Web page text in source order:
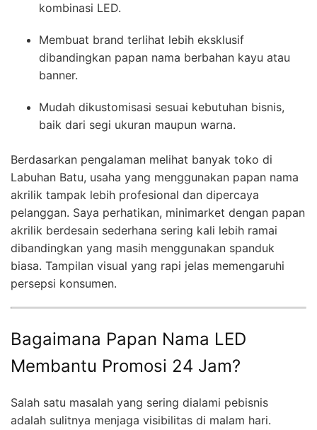
kombinasi LED.
Membuat brand terlihat lebih eksklusif
dibandingkan papan nama berbahan kayu atau
banner.
Mudah dikustomisasi sesuai kebutuhan bisnis,
baik dari segi ukuran maupun warna.
Berdasarkan pengalaman melihat banyak toko di
Labuhan Batu, usaha yang menggunakan papan nama
akrilik tampak lebih profesional dan dipercaya
pelanggan. Saya perhatikan, minimarket dengan papan
akrilik berdesain sederhana sering kali lebih ramai
dibandingkan yang masih menggunakan spanduk
biasa. Tampilan visual yang rapi jelas memengaruhi
persepsi konsumen.
Bagaimana Papan Nama LED
Membantu Promosi 24 Jam?
Salah satu masalah yang sering dialami pebisnis
adalah sulitnya menjaga visibilitas di malam hari.